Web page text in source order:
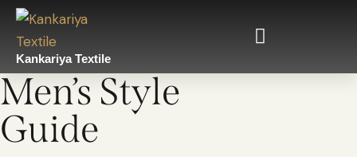
Kankariya Textile
Men’s Style
Guide